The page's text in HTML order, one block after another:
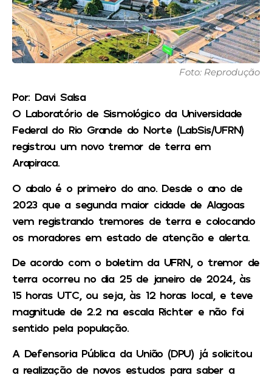
Foto: Reprodução
Por: Davi Salsa
O Laboratório de Sismológico da Universidade
Federal do Rio Grande do Norte (LabSis/UFRN)
registrou um novo tremor de terra em
Arapiraca.
O abalo é o primeiro do ano. Desde o ano de
2023 que a segunda maior cidade de Alagoas
vem registrando tremores de terra e colocando
os moradores em estado de atenção e alerta.
De acordo com o boletim da UFRN, o tremor de
terra ocorreu no dia 25 de janeiro de 2024, às
15 horas UTC, ou seja, às 12 horas local, e teve
magnitude de 2.2 na escala Richter e não foi
sentido pela população.
A Defensoria Pública da União (DPU) já solicitou
a realização de novos estudos para saber a